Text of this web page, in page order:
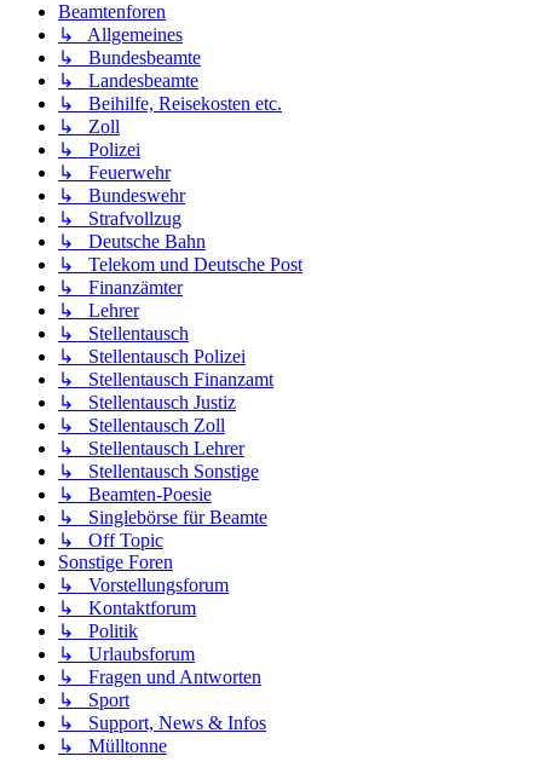
Beamtenforen
↳ Allgemeines
↳ Bundesbeamte
↳ Landesbeamte
↳ Beihilfe, Reisekosten etc.
↳ Zoll
↳ Polizei
↳ Feuerwehr
↳ Bundeswehr
↳ Strafvollzug
↳ Deutsche Bahn
↳ Telekom und Deutsche Post
↳ Finanzämter
↳ Lehrer
↳ Stellentausch
↳ Stellentausch Polizei
↳ Stellentausch Finanzamt
↳ Stellentausch Justiz
↳ Stellentausch Zoll
↳ Stellentausch Lehrer
↳ Stellentausch Sonstige
↳ Beamten-Poesie
↳ Singlebörse für Beamte
↳ Off Topic
Sonstige Foren
↳ Vorstellungsforum
↳ Kontaktforum
↳ Politik
↳ Urlaubsforum
↳ Fragen und Antworten
↳ Sport
↳ Support, News & Infos
↳ Mülltonne